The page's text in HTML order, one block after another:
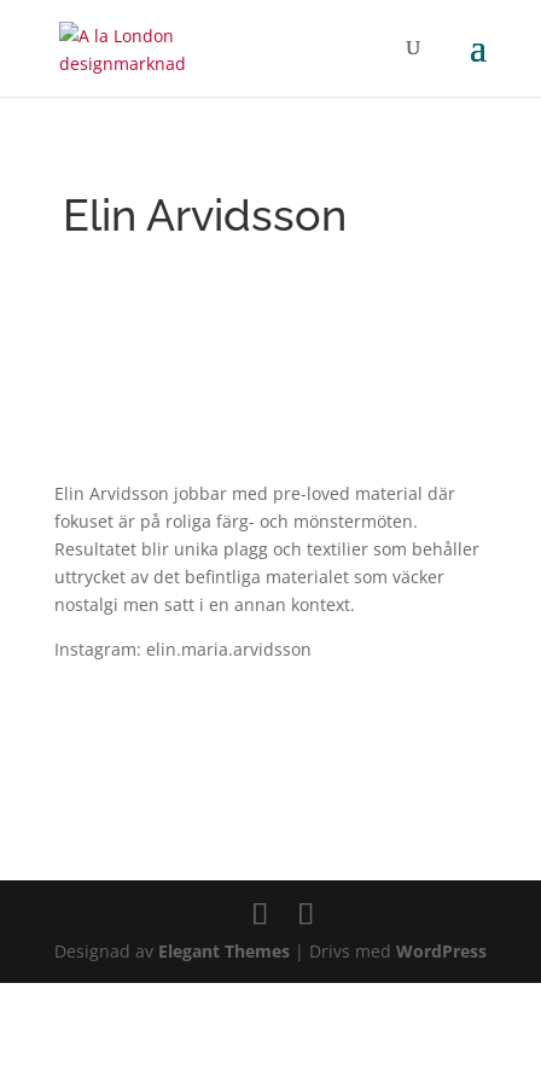
Elin Arvidsson
Elin Arvidsson jobbar med pre-loved material där
fokuset är på roliga färg- och mönstermöten.
Resultatet blir unika plagg och textilier som behåller
uttrycket av det befintliga materialet som väcker
nostalgi men satt i en annan kontext.
Instagram: elin.maria.arvidsson
Designad av Elegant Themes| Drivs med WordPress